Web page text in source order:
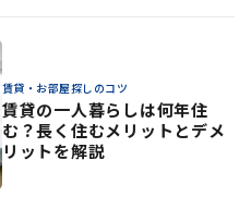
賃貸・お部屋探しのコツ
賃貸の一人暮らしは何年住
む？長く住むメリットとデメ
リットを解説